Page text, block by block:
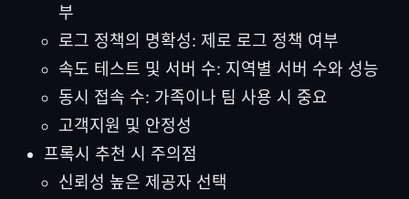
부
로그 정책의 명확성: 제로 로그 정책 여부
속도 테스트 및 서버 수: 지역별 서버 수와 성능
동시 접속 수: 가족이나 팀 사용 시 중요
고객지원 및 안정성
프록시 추천 시 주의점
신뢰성 높은 제공자 선택